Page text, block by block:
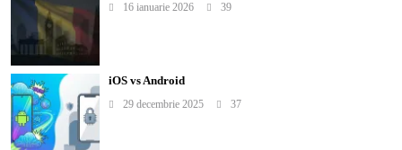
16 ianuarie 2026 39
iOS vs Android
29 decembrie 2025 37